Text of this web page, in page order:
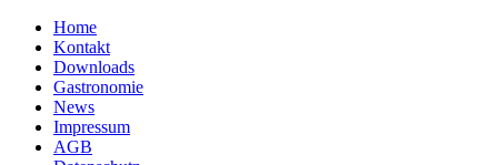
Home
Kontakt
Downloads
Gastronomie
News
Impressum
AGB